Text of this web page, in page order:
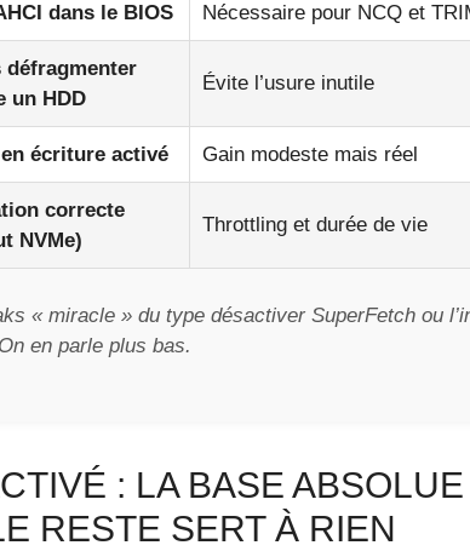
dans le BIOS Nécessaire pour NCQ et
défragmenter
un HDD
Évite l’usure inutile
écriture activé Gain modeste mais réel
correcte
NVMe)
Throttling et durée de vie
« miracle » du type désactiver SuperFetch ou
en parle plus bas.
: LA BASE
RESTE SERT À RIEN